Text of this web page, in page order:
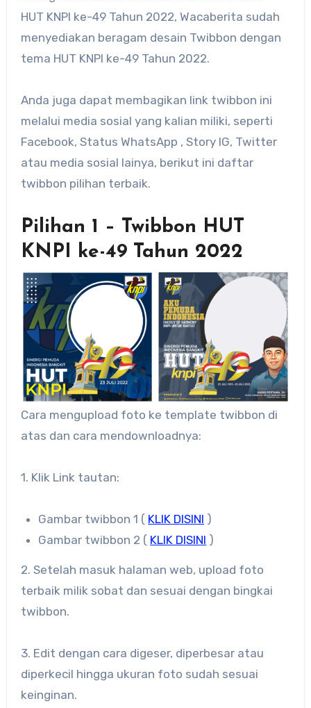
HUT KNPI ke-49 Tahun 2022, Wacaberita sudah
menyediakan beragam desain Twibbon dengan
tema HUT KNPI ke-49 Tahun 2022.
Anda juga dapat membagikan link twibbon ini
melalui media sosial yang kalian miliki, seperti
Facebook, Status WhatsApp , Story IG, Twitter
atau media sosial lainya, berikut ini daftar
twibbon pilihan terbaik.
Pilihan 1 – Twibbon HUT
KNPI ke-49 Tahun 2022
Cara mengupload foto ke template twibbon di
atas dan cara mendownloadnya:
1. Klik Link tautan:
Gambar twibbon 1 ( KLIK DISINI )
Gambar twibbon 2 ( KLIK DISINI )
2. Setelah masuk halaman web, upload foto
terbaik milik sobat dan sesuai dengan bingkai
twibbon.
3. Edit dengan cara digeser, diperbesar atau
diperkecil hingga ukuran foto sudah sesuai
keinginan.